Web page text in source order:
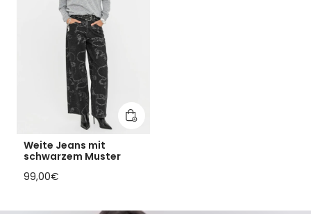
In den Warenkorb legen
Weite Jeans mit
schwarzem Muster
Regulärer Preis
99,00€